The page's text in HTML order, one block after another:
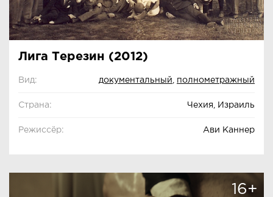
Лига Терезин (2012)
Вид: документальный полнометражный
Страна: Чехия, Израиль
Режиссёр: Ави Каннер
16+